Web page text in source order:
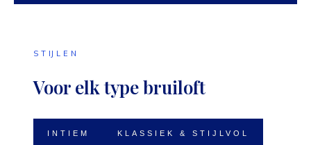
STIJLEN
Voor elk type bruiloft
INTIEM KLASSIEK & STIJLVOL